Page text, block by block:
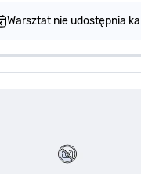
Warsztat nie udostępnia